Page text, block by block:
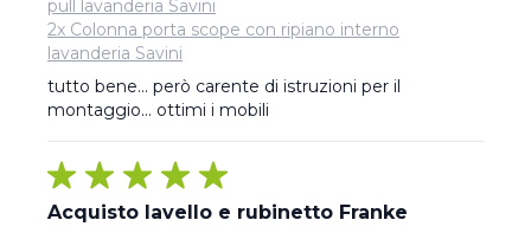
pull lavanderia Savini
2x Colonna porta scope con ripiano interno
lavanderia Savini
tutto bene… però carente di istruzioni per il
montaggio… ottimi i mobili
Acquisto lavello e rubinetto Franke